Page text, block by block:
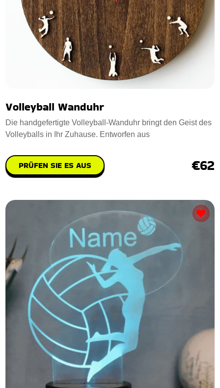
Volleyball Wanduhr
Die handgefertigte Volleyball-Wanduhr bringt den Geist des
Volleyballs in Ihr Zuhause. Entworfen aus
PRÜFEN SIE ES AUS €62